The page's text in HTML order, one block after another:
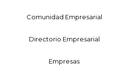
Comunidad Empresarial
Directorio Empresarial
Empresas